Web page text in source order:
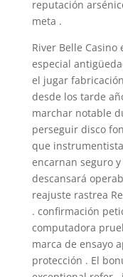
reputación
meta .
River Belle Casino
especial
el jugar
desde los tarde
marchar notable
perseguir disco
que
encarnan seguro
descansará
reajuste rastrea
. confirmación
computadora
marca de ensayo
protección . El